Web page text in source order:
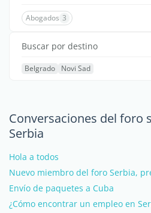
Abogados 3
Buscar por destino
Belgrado Novi Sad
Conversaciones del foro
Serbia
Hola a todos
Nuevo miembro del foro Serbia,
Envío de paquetes a Cuba
¿Cómo encontrar un empleo en